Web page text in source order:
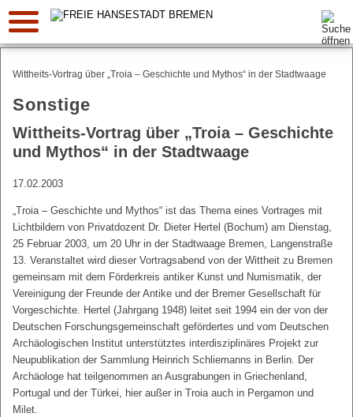
Suche:
Wittheits-Vortrag über „Troia – Geschichte und Mythos“ in der Stadtwaage
Sonstige
Wittheits-Vortrag über „Troia – Geschichte
und Mythos“ in der Stadtwaage
17.02.2003
„Troia – Geschichte und Mythos“ ist das Thema eines Vortrages mit
Lichtbildern von Privatdozent Dr. Dieter Hertel (Bochum) am Dienstag,
25 Februar 2003, um 20 Uhr in der Stadtwaage Bremen, Langenstraße
13. Veranstaltet wird dieser Vortragsabend von der Wittheit zu Bremen
gemeinsam mit dem Förderkreis antiker Kunst und Numismatik, der
Vereinigung der Freunde der Antike und der Bremer Gesellschaft für
Vorgeschichte. Hertel (Jahrgang 1948) leitet seit 1994 ein der von der
Deutschen Forschungsgemeinschaft gefördertes und vom Deutschen
Archäologischen Institut unterstütztes interdisziplinäres Projekt zur
Neupublikation der Sammlung Heinrich Schliemanns in Berlin. Der
Archäologe hat teilgenommen an Ausgrabungen in Griechenland,
Portugal und der Türkei, hier außer in Troia auch in Pergamon und
Milet.